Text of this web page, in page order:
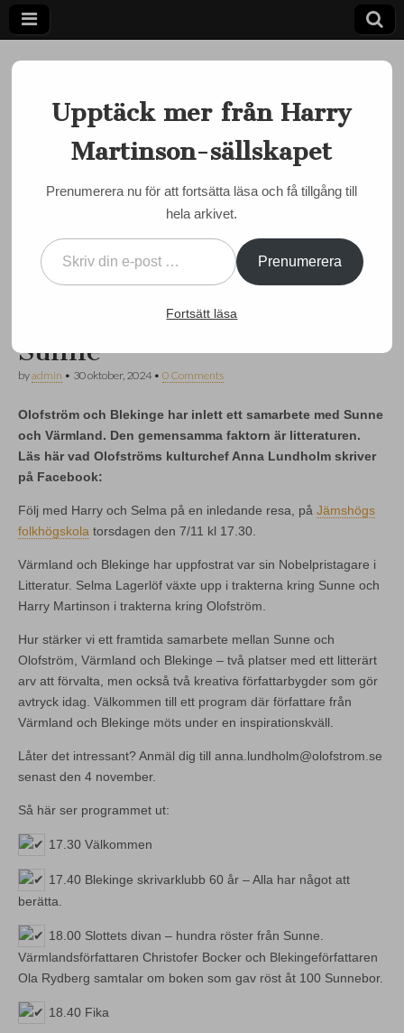
Harry
Martinson-
sällskapet
Ett författarskap som fångar daggdroppen och speglar
kosmos
7 november:
Inspirationsträff inför
kommande samarbete
mellan Olofström och
Sunne
byadmin • 30 oktober, 2024• 0 Comments
Olofström och Blekinge har inlett ett samarbete med Sunne
och Värmland. Den gemensamma faktorn är litteraturen.
Läs här vad Olofströms kulturchef Anna Lundholm skriver
på Facebook:
Följ med Harry och Selma på en inledande resa, på Jämshögs
folkhögskola torsdagen den 7/11 kl 17.30.
Värmland och Blekinge har uppfostrat var sin Nobelpristagare i
Litteratur. Selma Lagerlöf växte upp i trakterna kring Sunne och
Harry Martinson i trakterna kring Olofström.
Hur stärker vi ett framtida samarbete mellan Sunne och
Olofström, Värmland och Blekinge – två platser med ett litterärt
arv att förvalta, men också två kreativa författarbygder som gör
avtryck idag. Välkommen till ett program där författare från
Värmland och Blekinge möts under en inspirationskväll.
Låter det intressant? Anmäl dig till anna.lundholm@olofstrom.se
senast den 4 november.
Så här ser programmet ut:
17.30 Välkommen
17.40 Blekinge skrivarklubb 60 år – Alla har något att
berätta.
18.00 Slottets divan – hundra röster från Sunne.
Värmlandsförfattaren Christofer Bocker och Blekingeförfattaren
Ola Rydberg samtalar om boken som gav röst åt 100 Sunnebor.
18.40 Fika
Upptäck mer från Harry
Martinson-sällskapet
Prenumerera nu för att fortsätta läsa och få tillgång till
hela arkivet.
Prenumerera
Fortsätt läsa